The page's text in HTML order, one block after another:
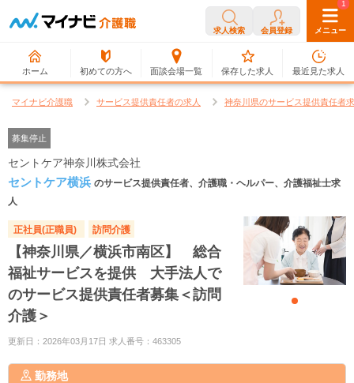
求人検索 会員登録 メニュー
ホーム 初めての方へ 面談会場一覧
0
保存した求人
1
最近見た求人
マイナビ介護職 サービス提供責任者の求人 神奈川県のサービス提供責任者
募集停止
セントケア神奈川株式会社
セントケア横浜 のサービス提供責任者、介護職・ヘルパー、介護福祉士求
人
正社員(正職員) 訪問介護
【神奈川県／横浜市南区】 総合
福祉サービスを提供 大手法人で
のサービス提供責任者募集＜訪問
介護＞
更新日：2026年03月17日 求人番号：463305
勤務地